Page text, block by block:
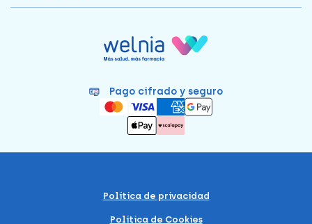
Pago cifrado y seguro
Política de privacidad
Política de Cookies